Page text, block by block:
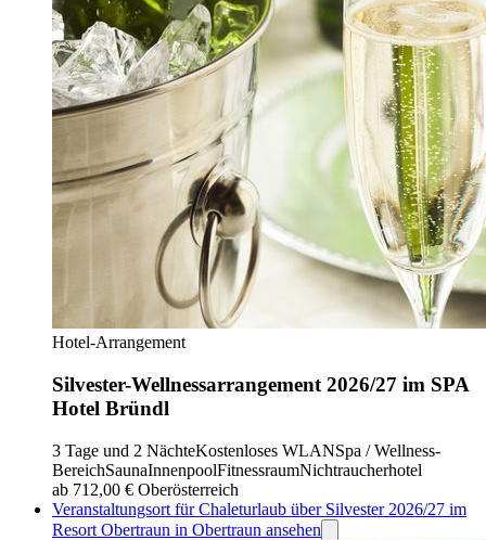
Hotel-Arrangement
Silvester-Wellnessarrangement 2026/27 im SPA
Hotel Bründl
3 Tage und 2 NächteKostenloses WLANSpa / Wellness-
BereichSaunaInnenpoolFitnessraumNichtraucherhotel
ab 712,00 € Oberösterreich
Veranstaltungsort für Chaleturlaub über Silvester 2026/27 im
Resort Obertraun in Obertraun ansehen